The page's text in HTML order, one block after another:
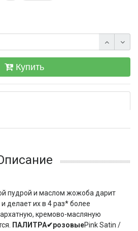
Купить
пудрой и маслом жожоба дарит
делает их в 4 раз* более
кремово-масляную
ПАЛИТРА✔розовыеPink Satin /